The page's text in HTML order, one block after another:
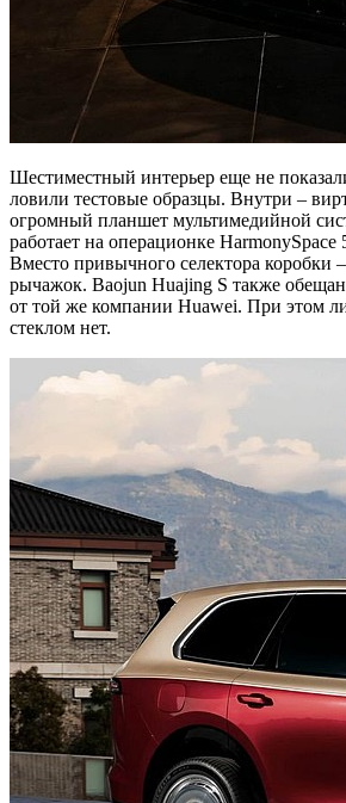
Шестиместный интерьер еще не
ловили тестовые образцы. Внутри –
огромный планшет мультимедийной
работает на операционке
Вместо привычного селектора коробки
рычажок. Baojun Huajing S также
от той же компании Huawei. При этом
стеклом нет.